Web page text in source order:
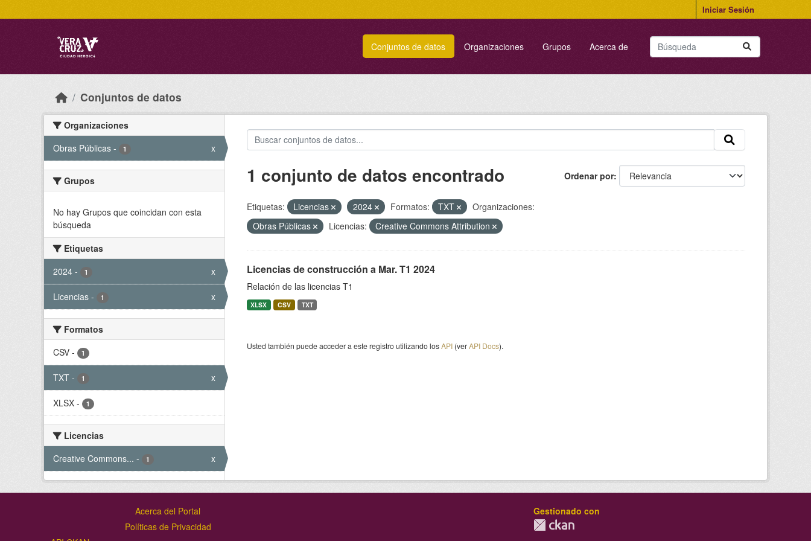
Iniciar Sesión
Conjuntos de datos Organizaciones Grupos Acerca de
Conjuntos de datos
Organizaciones
Obras Públicas - 1 x
Grupos
No hay Grupos que coincidan con esta
búsqueda
Etiquetas
2024 - 1 x
Licencias - 1 x
Formatos
CSV - 1
TXT - 1 x
XLSX - 1
Licencias
Creative Commons... - 1 x
Ordenar por
1 conjunto de datos encontrado
Etiquetas: Licencias 2024 Formatos: TXT
Organizaciones:
Obras Públicas
Licencias: Creative Commons Attribution
Licencias de construcción a Mar. T1 2024
Relación de las licencias T1
XLSX CSV TXT
Usted también puede acceder a este registro utilizando losAPI(verAPI Docs).
Acerca del Portal
Políticas de Privacidad
Gestionado con